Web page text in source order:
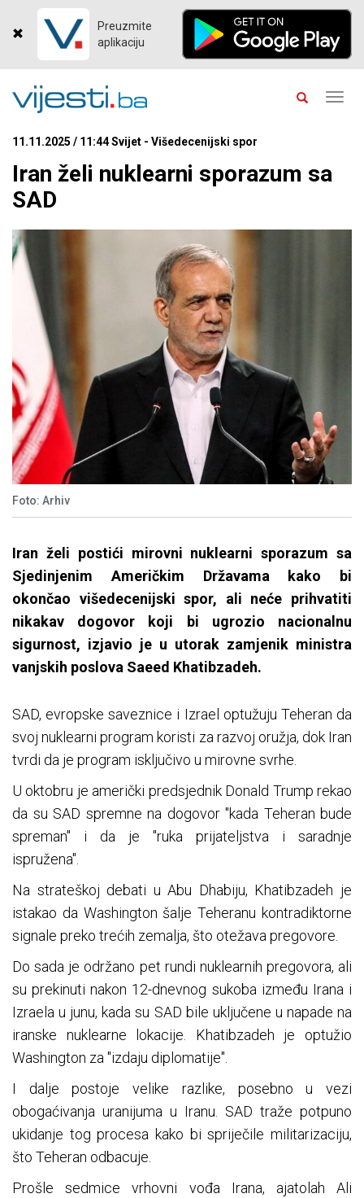
Preuzmite
aplikaciju
11.11.2025 / 11:44 Svijet - Višedecenijski spor
Iran želi nuklearni sporazum sa
SAD
Foto: Arhiv
Iran želi postići mirovni nuklearni sporazum sa
Sjedinjenim Američkim Državama kako bi
okončao višedecenijski spor, ali neće prihvatiti
nikakav dogovor koji bi ugrozio nacionalnu
sigurnost, izjavio je u utorak zamjenik ministra
vanjskih poslova Saeed Khatibzadeh.
SAD, evropske saveznice i Izrael optužuju Teheran da
svoj nuklearni program koristi za razvoj oružja, dok Iran
tvrdi da je program isključivo u mirovne svrhe.
U oktobru je američki predsjednik Donald Trump rekao
da su SAD spremne na dogovor "kada Teheran bude
spreman" i da je "ruka prijateljstva i saradnje
ispružena".
Na strateškoj debati u Abu Dhabiju, Khatibzadeh je
istakao da Washington šalje Teheranu kontradiktorne
signale preko trećih zemalja, što otežava pregovore.
Do sada je održano pet rundi nuklearnih pregovora, ali
su prekinuti nakon 12-dnevnog sukoba između Irana i
Izraela u junu, kada su SAD bile uključene u napade na
iranske nuklearne lokacije. Khatibzadeh je optužio
Washington za "izdaju diplomatije".
I dalje postoje velike razlike, posebno u vezi
obogaćivanja uranijuma u Iranu. SAD traže potpuno
ukidanje tog procesa kako bi spriječile militarizaciju,
što Teheran odbacuje.
Prošle sedmice vrhovni vođa Irana, ajatolah Ali